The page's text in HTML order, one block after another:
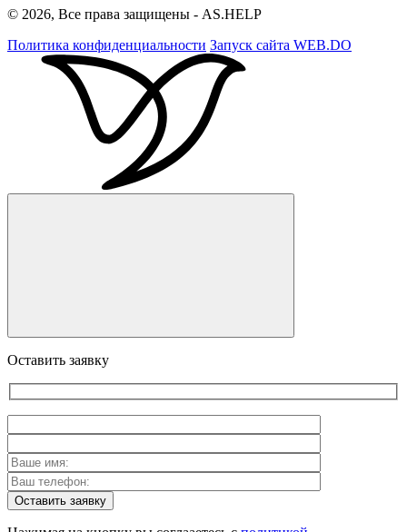
© 2026, Все права защищены - AS.HELP
Политика конфиденциальности Запуск сайта WEB.DO
Оставить заявку
Оставить заявку